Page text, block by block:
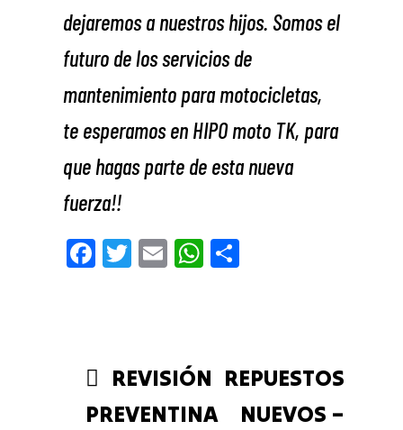
dejaremos a nuestros hijos. Somos el
futuro de los servicios de
mantenimiento para motocicletas,
te esperamos en HIPO moto TK, para
que hagas parte de esta nueva
fuerza!!
Fa
Tw E
W
p
r
REVISIÓN
PREVENTINA
REPUESTOS
NUEVOS –